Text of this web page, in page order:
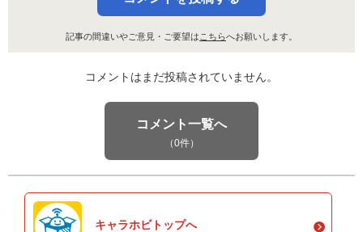
記事の間違いやご意見・ご要望は こちらへお願いします。
コメントはまだ投稿されていません。
コメント一覧へ
（0件）
キャラホビトップへ